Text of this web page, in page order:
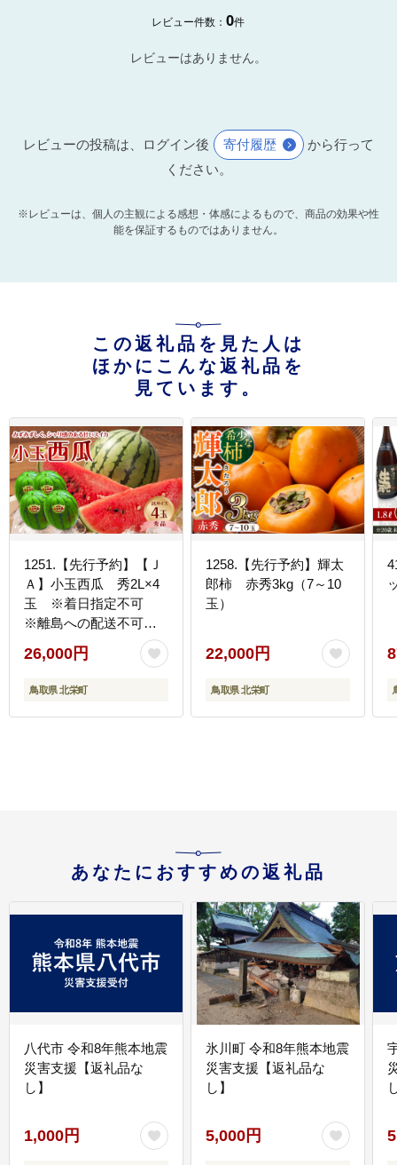
レビュー件数：0件
レビューはありません。
レビューの投稿は、ログイン後 寄付履歴
から行って
ください。
※レビューは、個人の主観による感想・体感によるもので、商品の効果や性
能を保証するものではありません。
この返礼品を見た人は
ほかにこんな返礼品を
見ています。
1251.【先行予約】【Ｊ
Ａ】小玉西瓜 秀2L×4
玉 ※着日指定不可
※離島への配送不可
※2026年9月初旬頃～9
月下旬頃に順次発送予
定
26,000円
鳥取県 北栄町
1258.【先行予約】輝太
郎柿 赤秀3kg（7～10
玉）
22,000円
鳥取県 北栄町
あなたにおすすめの返礼品
八代市 令和8年熊本地震
災害支援【返礼品な
し】
1,000円
氷川町 令和8年熊本地震
災害支援【返礼品な
し】
5,000円